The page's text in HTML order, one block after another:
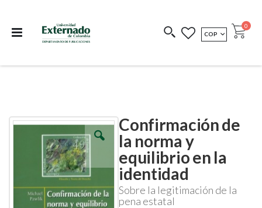
COEDICIONES REDIMIR CÓDIGO
MONEDA
COP Cart
0
Confirmación de
la norma y
equilibrio en la
identidad
Sobre la legitimación de la
pena estatal
Skip
gallery
Skip
gallery